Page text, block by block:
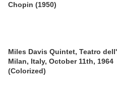
Chopin (1950)
Miles Davis Quintet, Teatro
Milan, Italy, October 11th, 1964
(Colorized)